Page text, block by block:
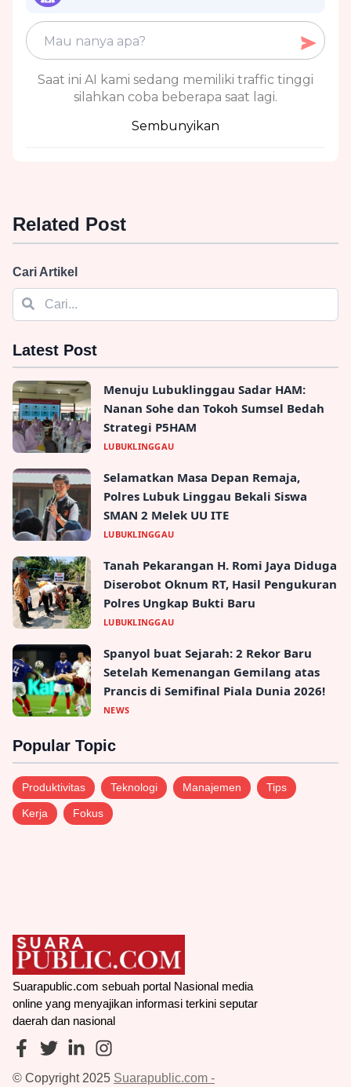
Saat ini AI kami sedang memiliki traffic tinggi
silahkan coba beberapa saat lagi.
Sembunyikan
Related Post
Cari Artikel
Latest Post
Menuju Lubuklinggau Sadar HAM:
Nanan Sohe dan Tokoh Sumsel Bedah
Strategi P5HAM
LUBUKLINGGAU
Selamatkan Masa Depan Remaja,
Polres Lubuk Linggau Bekali Siswa
SMAN 2 Melek UU ITE
LUBUKLINGGAU
Tanah Pekarangan H. Romi Jaya Diduga
Diserobot Oknum RT, Hasil Pengukuran
Polres Ungkap Bukti Baru
LUBUKLINGGAU
Spanyol buat Sejarah: 2 Rekor Baru
Setelah Kemenangan Gemilang atas
Prancis di Semifinal Piala Dunia 2026!
NEWS
Popular Topic
Produktivitas Teknologi Manajemen Tips
Kerja Fokus
Suarapublic.com sebuah portal Nasional media
online yang menyajikan informasi terkini seputar
daerah dan nasional
© Copyright 2025 Suarapublic.com -